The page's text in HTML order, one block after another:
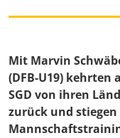
Mit Marvin
(DFB-U19)
SGD von ihren
zurück und